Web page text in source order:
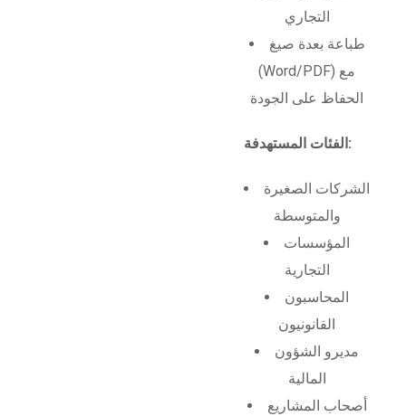
التجاري
طباعة بعدة صيغ
(Word/PDF) مع
الحفاظ على الجودة
الفئات المستهدفة:
الشركات الصغيرة
والمتوسطة
المؤسسات
التجارية
المحاسبون
القانونيون
مديرو الشؤون
المالية
أصحاب المشاريع